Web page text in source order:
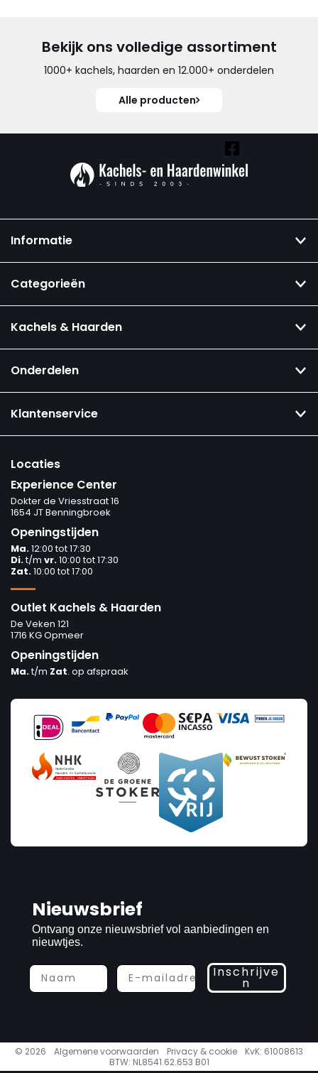
Bekijk ons volledige assortiment
1000+ kachels, haarden en 12.000+ onderdelen
Alle producten
Informatie
Categorieën
Kachels & Haarden
Onderdelen
Klantenservice
Locaties
Experience Center
Dokter de Vriesstraat 16
1654 JT Benningbroek
Openingstijden
Ma.12:00 tot 17:30
Di.t/m vr.10:00 tot 17:30
Zat.10:00 tot 17:00
Outlet Kachels & Haarden
De Veken 121
1716 KG Opmeer
Openingstijden
Ma.t/m Zat. op afspraak
Nieuwsbrief
Ontvang onze nieuwsbrief vol aanbiedingen en
nieuwtjes.
Inschrijve
n
© 2026 Algemene voorwaarden Privacy & cookie
KvK: 61008613
BTW: NL8541.62.653 B01